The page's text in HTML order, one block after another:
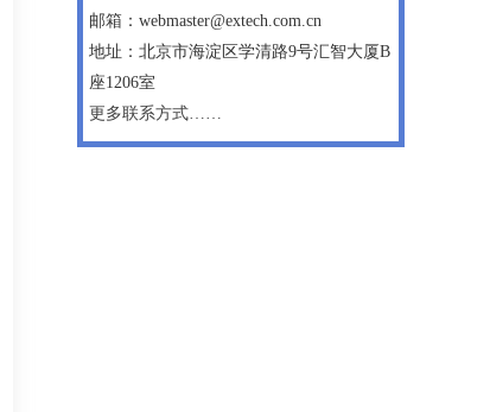
邮箱：webmaster@extech.com.cn
地址：北京市海淀区学清路9号汇智大厦B
座1206室
更多联系方式……